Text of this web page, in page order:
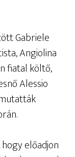
Gabriele
Angiolina
fiatal költő,
Alessio
előadjon